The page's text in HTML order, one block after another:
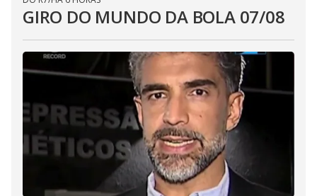
GIRO DO MUNDO DA BOLA 07/08